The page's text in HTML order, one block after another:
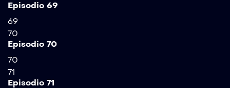
Episodio 69
69
70
Episodio 70
70
71
Episodio 71